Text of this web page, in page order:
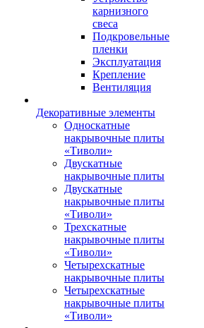
карнизного
свеса
Подкровельные
пленки
Эксплуатация
Крепление
Вентиляция
Декоративные элементы
Односкатные
накрывочные плиты
«Тиволи»
Двускатные
накрывочные плиты
Двускатные
накрывочные плиты
«Тиволи»
Трехскатные
накрывочные плиты
«Тиволи»
Четырехскатные
накрывочные плиты
Четырехскатные
накрывочные плиты
«Тиволи»